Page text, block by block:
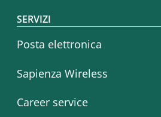
SERVIZI
Posta elettronica
Sapienza Wireless
Career service